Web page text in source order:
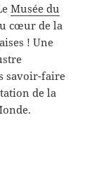
Musée du
cœur de la
! Une
savoir-faire
de la